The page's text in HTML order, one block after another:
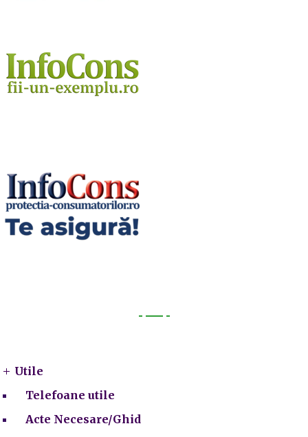
Utile
Telefoane utile
Acte Necesare/Ghid